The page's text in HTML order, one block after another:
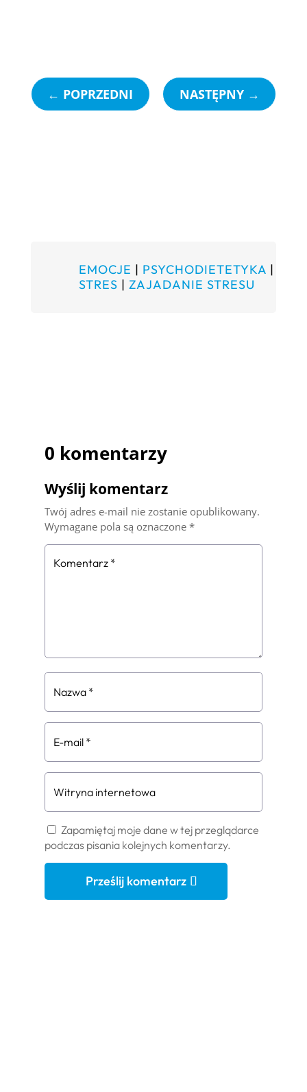
← POPRZEDNI NASTĘPNY→
EMOCJE | PSYCHODIETETYKA |
STRES | ZAJADANIE STRESU
0 komentarzy
Wyślij komentarz
Twój adres e-mail nie zostanie opublikowany.
Wymagane pola są oznaczone *
Zapamiętaj moje dane w tej przeglądarce
podczas pisania kolejnych komentarzy.
Prześlij komentarz